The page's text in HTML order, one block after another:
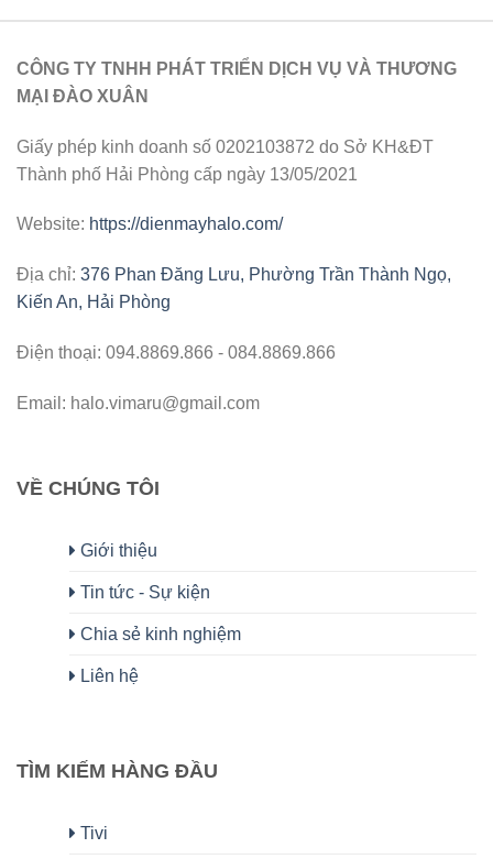
CÔNG TY TNHH PHÁT TRIỂN DỊCH VỤ VÀ THƯƠNG
MẠI ĐÀO XUÂN
Giấy phép kinh doanh số 0202103872 do Sở KH&ĐT
Thành phố Hải Phòng cấp ngày 13/05/2021
Website: https://dienmayhalo.com/
Địa chỉ: 376 Phan Đăng Lưu, Phường Trần Thành Ngọ,
Kiến An, Hải Phòng
Điện thoại: 094.8869.866 - 084.8869.866
Email: halo.vimaru@gmail.com
VỀ CHÚNG TÔI
Giới thiệu
Tin tức - Sự kiện
Chia sẻ kinh nghiệm
Liên hệ
TÌM KIẾM HÀNG ĐẦU
Tivi